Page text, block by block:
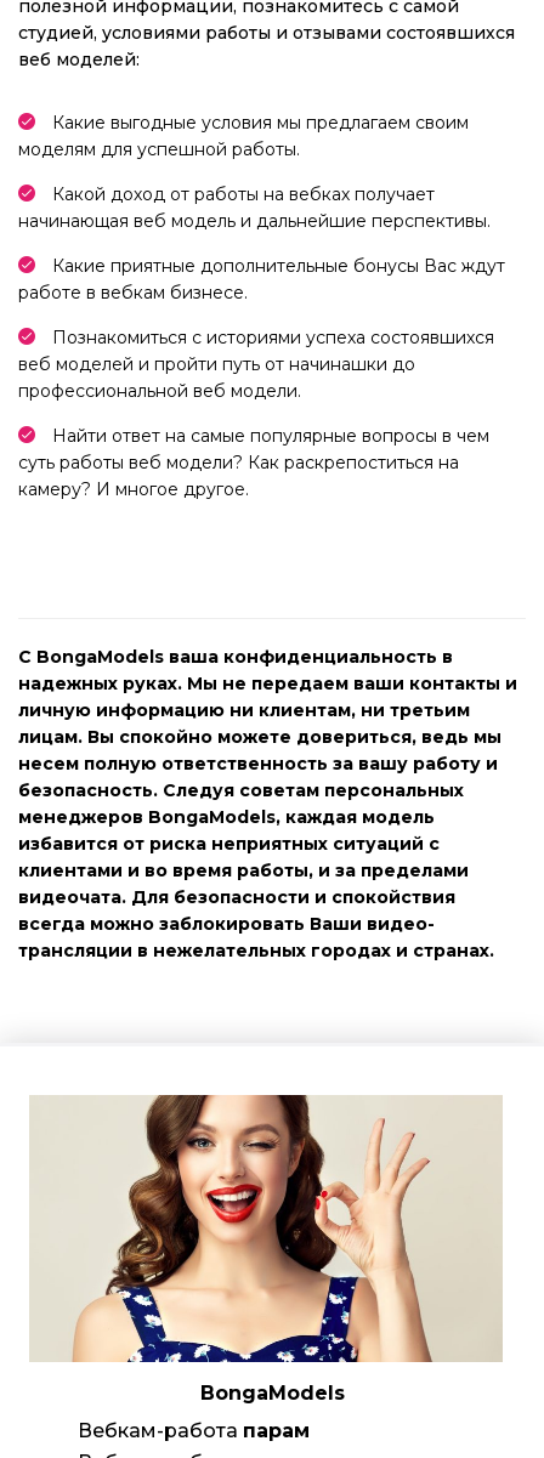
полезной информации, познакомитесь с самой
студией, условиями работы и отзывами состоявшихся
веб моделей:
Какие выгодные условия мы предлагаем своим
моделям для успешной работы.
Какой доход от работы на вебках получает
начинающая веб модель и дальнейшие перспективы.
Какие приятные дополнительные бонусы Вас ждут
работе в вебкам бизнесе.
Познакомиться с историями успеха состоявшихся
веб моделей и пройти путь от начинашки до
профессиональной веб модели.
Найти ответ на самые популярные вопросы в чем
суть работы веб модели? Как раскрепоститься на
камеру? И многое другое.
С BongaModels ваша конфиденциальность в
надежных руках. Мы не передаем ваши контакты и
личную информацию ни клиентам, ни третьим
лицам. Вы спокойно можете довериться, ведь мы
несем полную ответственность за вашу работу и
безопасность. Следуя советам персональных
менеджеров BongaModels, каждая модель
избавится от риска неприятных ситуаций с
клиентами и во время работы, и за пределами
видеочата. Для безопасности и спокойствия
всегда можно заблокировать Ваши видео-
трансляции в нежелательных городах и странах.
BongaModels
Вебкам-работа парам